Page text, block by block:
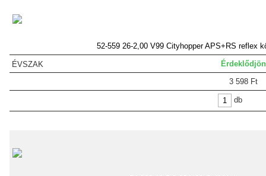
52-559 26-2,00 V99 Cityhopper APS+RS reflex
Érdeklődjön
3 598 Ft
db